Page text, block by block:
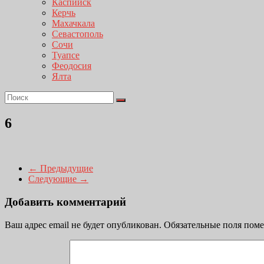
Каспийск
Керчь
Махачкала
Севастополь
Сочи
Туапсе
Феодосия
Ялта
6
← Предыдущие
Следующие →
Добавить комментарий
Ваш адрес email не будет опубликован. Обязательные поля